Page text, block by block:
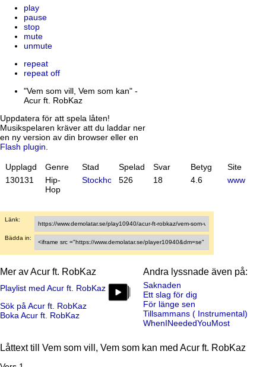
play
pause
stop
mute
unmute
repeat
repeat off
"Vem som vill, Vem som kan" -
Acur ft. RobKaz
Uppdatera för att spela låten!
Musikspelaren kräver att du laddar ner
en ny version av din browser eller en
Flash plugin
Upplagd Genre Stad Spelad Svar Betyg
Site
130131
Hip-
Hop
Stockholm526 18 4.6 www
Länk:
Bädda in:
Mer av Acur ft. RobKaz
Playlist med Acur ft. RobKaz
Sök på Acur ft. RobKaz
Boka Acur ft. RobKaz
Andra lyssnade även på:
Saknaden
Ett slag för dig
För länge sen
Tillsammans ( Instrumental)
WhenINeededYouMost
Låttext till Vem som vill, Vem som kan med Acur ft. RobKaz